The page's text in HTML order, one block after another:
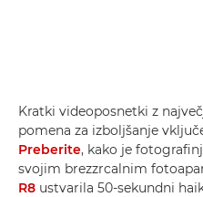
Kratki videoposnetki z
pomena za izboljšanje
Preberite, kako je
svojim brezzrcalnim
R8 ustvarila 50-sekundni